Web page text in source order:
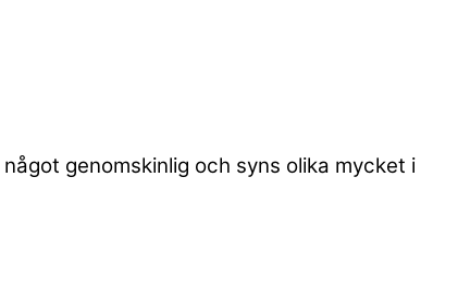
genomskinlig och syns olika mycket i